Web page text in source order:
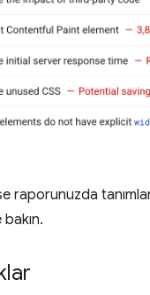
raporunuzda